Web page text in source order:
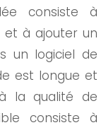
consiste à
et à ajouter un
un logiciel de
est longue et
la qualité de
consiste à